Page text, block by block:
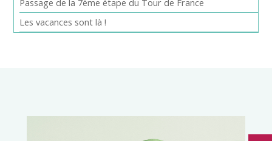
Passage de la 7ème étape du Tour de France
Les vacances sont là !